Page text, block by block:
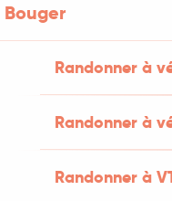
Bouger
Randonner à
Randonner à
Randonner à
de montgolfières
dans le site
écouter un opéra
Céré ou encore
pendant Lot of
mettre à l’aise en
sensorielles